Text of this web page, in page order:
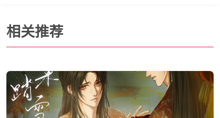
相关推荐